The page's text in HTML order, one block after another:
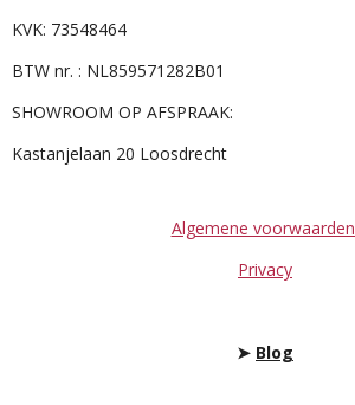
KVK: 73548464
BTW nr. : NL859571282B01
SHOWROOM OP AFSPRAAK:
Kastanjelaan 20 Loosdrecht
Algemene voorwaarden
Privacy
➤ Blog